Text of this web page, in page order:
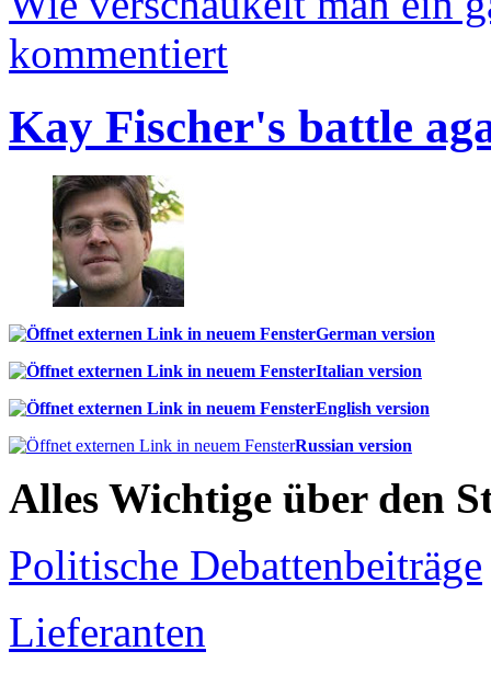
kommentiert
Kay Fischer's battle
German version
Italian version
English version
Russian version
Alles Wichtige über den
Politische Debattenbeiträge
Lieferanten